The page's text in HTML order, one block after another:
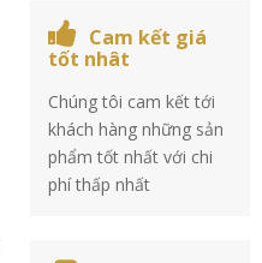
Cam kết giá
tốt nhât
Chúng tôi cam kết tới
khách hàng những sản
phẩm tốt nhất với chi
phí thấp nhất